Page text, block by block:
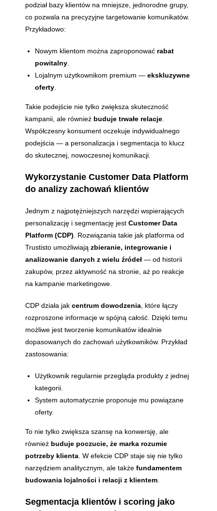
podział bazy klientów na mniejsze, jednorodne grupy,
co pozwala na precyzyjne targetowanie komunikatów.
Przykładowo:
Nowym klientom można zaproponować rabat
powitalny
Lojalnym użytkownikom premium —ekskluzywne
oferty
Takie podejście nie tylko zwiększa skuteczność
kampanii, ale również buduje trwałe relacje
Współczesny konsument oczekuje indywidualnego
podejścia — a personalizacja i segmentacja to klucz
do skutecznej, nowoczesnej komunikacji.
Wykorzystanie Customer Data Platform
do analizy zachowań klientów
Jednym z najpotężniejszych narzędzi wspierających
personalizację i segmentację jestCustomer Data
Platform (CDP) . Rozwiązania takie jak platforma od
Trustisto umożliwiajązbieranie, integrowanie i
analizowanie danych z wielu źródeł — od historii
zakupów, przez aktywność na stronie, aż po reakcje
na kampanie marketingowe.
CDP działa jakcentrum dowodzenia , które łączy
rozproszone informacje w spójną całość. Dzięki temu
możliwe jest tworzenie komunikatów idealnie
dopasowanych do zachowań użytkowników. Przykład
zastosowania:
Użytkownik regularnie przegląda produkty z jednej
kategorii.
System automatycznie proponuje mu powiązane
oferty.
To nie tylko zwiększa szansę na konwersję, ale
również buduje poczucie, że marka rozumie
potrzeby klienta . W efekcie CDP staje się nie tylko
narzędziem analitycznym, ale takżefundamentem
budowania lojalności i relacji z klientem
Segmentacja klientów i scoring jako